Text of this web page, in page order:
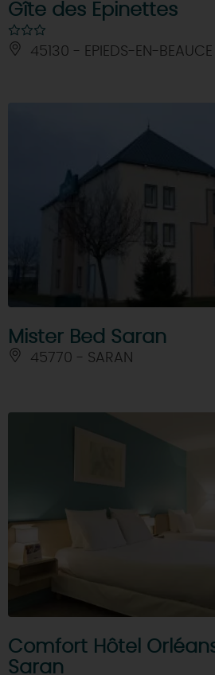
Gîte des Epinettes
45130 - EPIEDS-EN-BEAUCE
Mister Bed Saran
45770 - SARAN
Comfort Hôtel
Saran